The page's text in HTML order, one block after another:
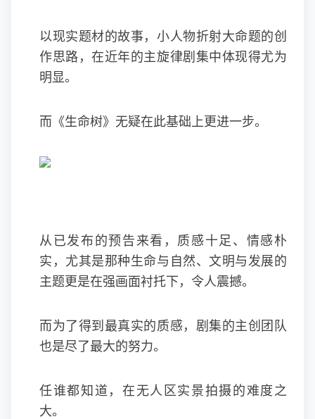
以现实题材的故事，小人物折射大命题的创
作思路，在近年的主旋律剧集中体现得尤为
明显。
而《生命树》无疑在此基础上更进一步。
从已发布的预告来看，质感十足、情感朴
实，尤其是那种生命与自然、文明与发展的
主题更是在强画面衬托下，令人震撼。
而为了得到最真实的质感，剧集的主创团队
也是尽了最大的努力。
任谁都知道，在无人区实景拍摄的难度之
大。